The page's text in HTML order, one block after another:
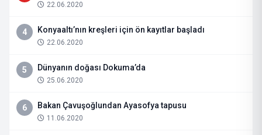
22.06.2020
4 Konyaaltı’nın kreşleri için ön kayıtlar başladı
22.06.2020
5 Dünyanın doğası Dokuma’da
25.06.2020
6 Bakan Çavuşoğlundan Ayasofya tapusu
11.06.2020